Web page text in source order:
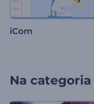
iCom
Na categoria